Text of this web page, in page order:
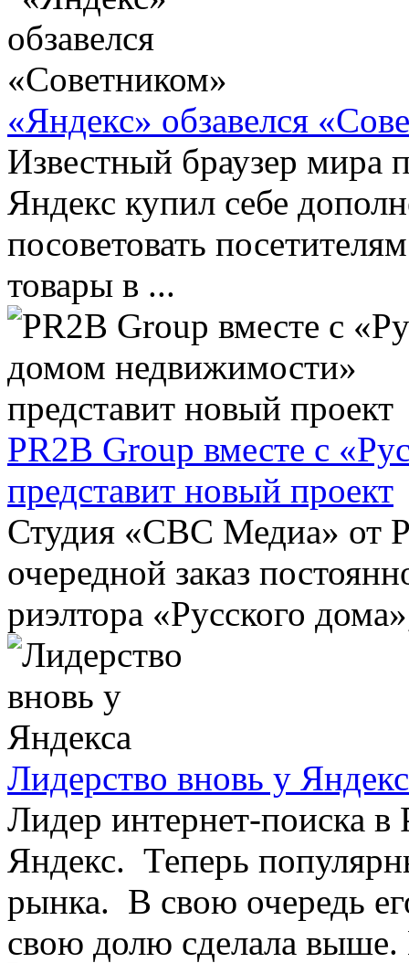
«Яндекс» обзавелся
Известный браузер мира
Яндекс купил себе
посоветовать
товары в ...
PR2B Group вместе с
представит новый проект
Студия «СВС Медиа» от
очередной заказ
риэлтора «Русского
Лидерство вновь у
Лидер интернет-поиска в
Яндекс. Теперь
рынка. В свою очередь
свою долю сделала